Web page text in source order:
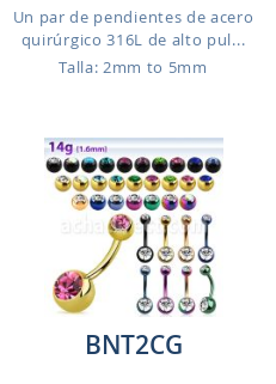
Un par de pendientes de acero
quirúrgico 316L de alto pul...
Talla: 2mm to 5mm
BNT2CG